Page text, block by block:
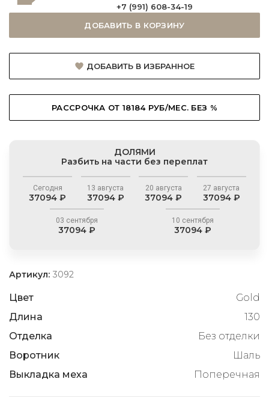
+7 (991) 608-34-19
ДОБАВИТЬ В КОРЗИНУ
ДОБАВИТЬ В ИЗБРАННОЕ
РАССРОЧКА ОТ 18184 РУБ/МЕС. БЕЗ %
ДОЛЯМИ
Разбить на части без переплат
Сегодня
37094 ₽
13 августа
37094 ₽
20 августа
37094 ₽
27 августа
37094 ₽
03 сентября
37094 ₽
10 сентября
37094 ₽
Артикул: 3092
Цвет
Gold
Длина
130
Отделка
Без отделки
Воротник
Шаль
Выкладка меха
Поперечная